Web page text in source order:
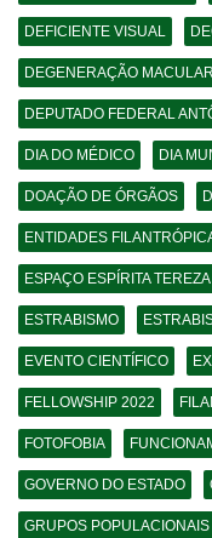
DEFICIENTE VISUAL
DEGENERAÇÃO
DEPUTADO FEDERAL
DIA DO MÉDICO DIA
DOAÇÃO DE ÓRGÃOS
ENTIDADES
ESPAÇO ESPÍRITA
ESTRABISMO
EVENTO CIENTÍFICO
FELLOWSHIP 2022
FOTOFOBIA
GOVERNO DO ESTADO
GRUPOS POPULACIONAIS